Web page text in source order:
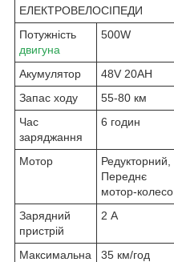
ЕЛЕКТРОВЕЛОСІПЕДИ
Потужність
двигуна
500W
Акумулятор
48V 20AH
Запас ходу
55-80 км
Час
заряджання
6 годин
Мотор
Редукторний,
Переднє
мотор-колесо
Зарядний
пристрій
2 А
Максимальна
35 км/год